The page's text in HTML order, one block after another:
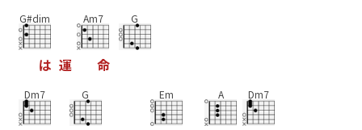
G#dim
は 運
Am7
命
G
Dm7 G Em A Dm7